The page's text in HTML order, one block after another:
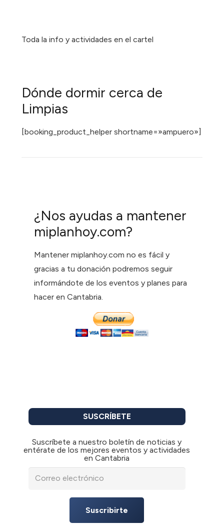
Toda la info y actividades en el cartel
Dónde dormir cerca de
Limpias
[booking_product_helper shortname=»ampuero»]
¿Nos ayudas a mantener
miplanhoy.com?
Mantener miplanhoy.com no es fácil y
gracias a tu donación podremos seguir
informándote de los eventos y planes para
hacer en Cantabria.
SUSCRÍBETE
Suscríbete a nuestro boletín de noticias y
entérate de los mejores eventos y actividades
en Cantabria
Suscribirte